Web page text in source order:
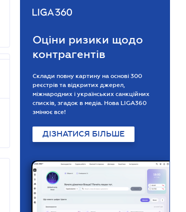
Оціни ризики щодо
контрагентів
Склади повну картину на основі 300
реєстрів та відкритих джерел,
міжнародних і українських санкційних
списків, згадок в медіа. Нова LIGA360
змінює все!
ДІЗНАТИСЯ БІЛЬШЕ